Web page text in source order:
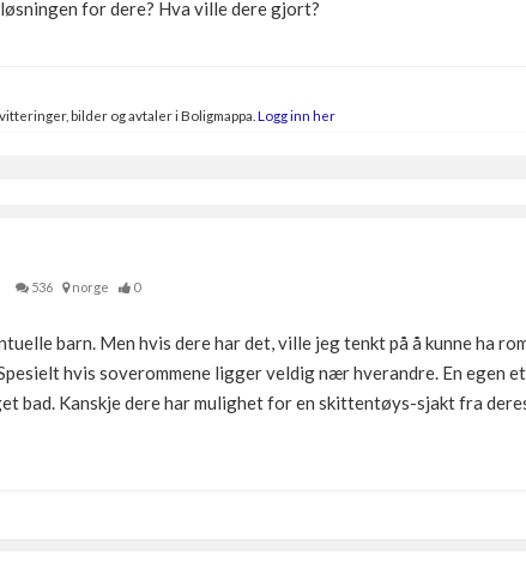
for dere? Hva ville dere gjort?
bilder og avtaler i Boligmappa. Logg inn her
536 norge 0
barn. Men hvis dere har det, ville jeg tenkt på å kunne ha
hvis soverommene ligger veldig nær hverandre. En egen
bad. Kanskje dere har mulighet for en skittentøys-sjakt fra